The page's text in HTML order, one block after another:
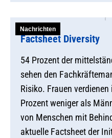
Nachrichten
Factsheet Diversity
54 Prozent der
sehen den
Risiko. Frauen
Prozent weniger als
von Menschen mit
aktuelle Factsheet der